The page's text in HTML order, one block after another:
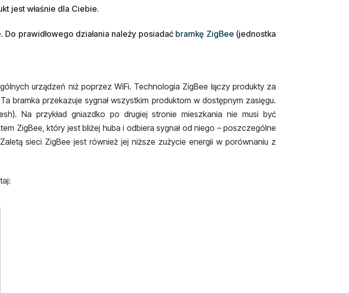
jest właśnie dla Ciebie.
prawidłowego działania należy posiadać bramkę ZigBee (jednostka
urządzeń niż poprzez WiFi. Technologia ZigBee łączy produkty za
bramka przekazuje sygnał wszystkim produktom w dostępnym zasięgu.
Na przykład gniazdko po drugiej stronie mieszkania nie musi być
ZigBee, który jest bliżej huba i odbiera sygnał od niego – poszczególne
sieci ZigBee jest również jej niższe zużycie energii w porównaniu z